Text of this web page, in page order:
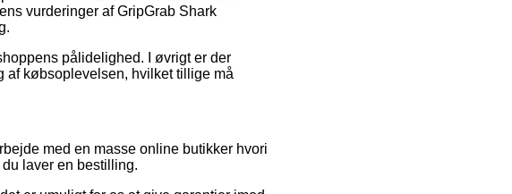
vurderinger af GripGrab Shark
pålidelighed. I øvrigt er der
af købsoplevelsen, hvilket tillige må
med en masse online butikker hvori
laver en bestilling.